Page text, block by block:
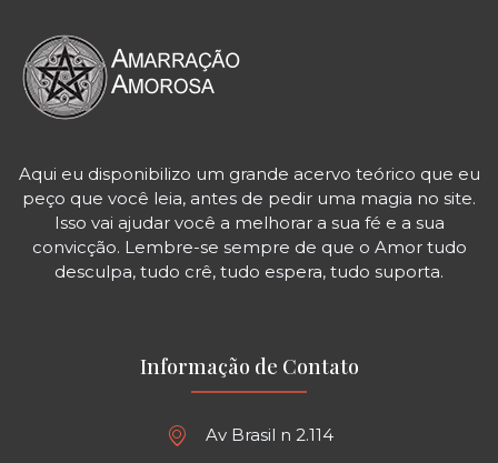
Aqui eu disponibilizo um grande acervo teórico que eu
peço que você leia, antes de pedir uma magia no site.
Isso vai ajudar você a melhorar a sua fé e a sua
convicção. Lembre-se sempre de que o Amor tudo
desculpa, tudo crê, tudo espera, tudo suporta.
Informação de Contato
Av Brasil n 2.114